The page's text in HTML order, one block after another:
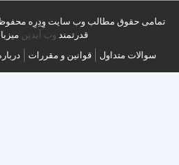
تمامی حقوق مطالب وب سایت وِدِرِه
قدرتمند وب آیدین
سوالات متداول
قوانین و مقررات